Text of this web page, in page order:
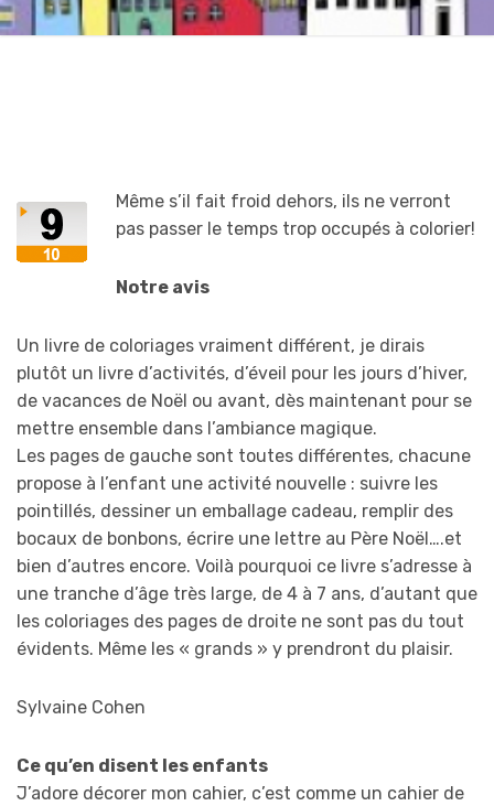
Même s’il fait froid dehors, ils ne verront
pas passer le temps trop occupés à colorier!
Notre avis
Un livre de coloriages vraiment différent, je dirais
plutôt un livre d’activités, d’éveil pour les jours d’hiver,
de vacances de Noël ou avant, dès maintenant pour se
mettre ensemble dans l’ambiance magique.
Les pages de gauche sont toutes différentes, chacune
propose à l’enfant une activité nouvelle : suivre les
pointillés, dessiner un emballage cadeau, remplir des
bocaux de bonbons, écrire une lettre au Père Noël….et
bien d’autres encore. Voilà pourquoi ce livre s’adresse à
une tranche d’âge très large, de 4 à 7 ans, d’autant que
les coloriages des pages de droite ne sont pas du tout
évidents. Même les « grands » y prendront du plaisir.
Sylvaine Cohen
Ce qu’en disent les enfants
J’adore décorer mon cahier, c’est comme un cahier de